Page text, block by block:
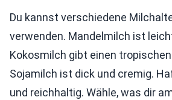
Du kannst verschiedene
verwenden. Mandelmilch ist
Kokosmilch gibt einen
Sojamilch ist dick und cremig.
und reichhaltig. Wähle, was dir